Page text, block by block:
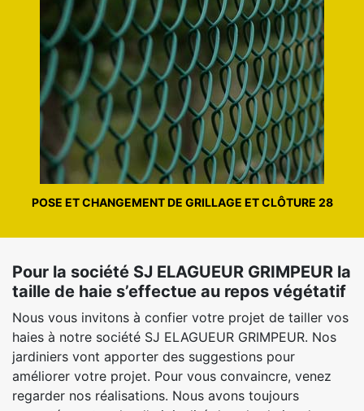
POSE ET CHANGEMENT DE GRILLAGE ET CLÔTURE 28
Pour la société SJ ELAGUEUR GRIMPEUR la
taille de haie s’effectue au repos végétatif
Nous vous invitons à confier votre projet de tailler vos
haies à notre société SJ ELAGUEUR GRIMPEUR. Nos
jardiniers vont apporter des suggestions pour
améliorer votre projet. Pour vous convaincre, venez
regarder nos réalisations. Nous avons toujours